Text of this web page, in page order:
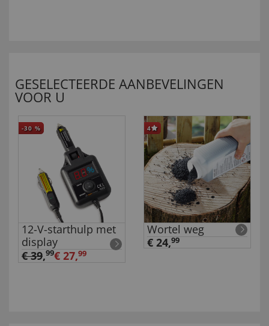
GESELECTEERDE AANBEVELINGEN
VOOR U
-30 %
12-V-starthulp met
display
€ 39,99€ 27,99
4
Wortel weg
€ 24,99